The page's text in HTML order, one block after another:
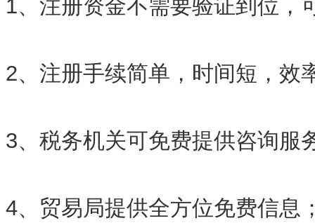
1、注册资金不需要验证到位
2、注册手续简单，时间短，效
3、税务机关可免费提供咨询服
4、贸易局提供全方位免费信息